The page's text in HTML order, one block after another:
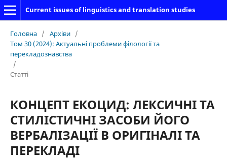
Current issues of linguistics and translation studies
Головна / Архіви /
Том 30 (2024): Актуальні проблеми філології та
перекладознавства
/
Статті
КОНЦЕПТ ЕКОЦИД: ЛЕКСИЧНІ ТА
СТИЛІСТИЧНІ ЗАСОБИ ЙОГО
ВЕРБАЛІЗАЦІЇ В ОРИГІНАЛІ ТА
ПЕРЕКЛАДІ